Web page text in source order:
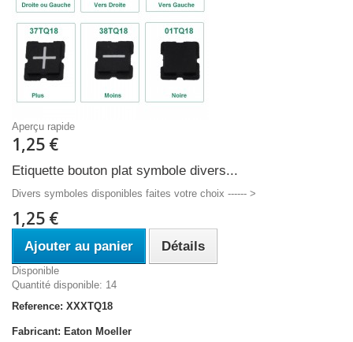
Aperçu rapide
1,25 €
Etiquette bouton plat symbole divers...
Divers symboles disponibles faites votre choix ------ >
1,25 €
Ajouter au panier Détails
Disponible
Quantité disponible: 14
Reference: XXXTQ18
Fabricant: Eaton Moeller